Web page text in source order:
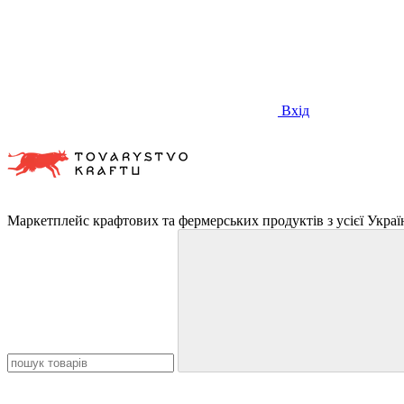
Вхід
Маркетплейс крафтових та фермерських продуктів з усієї